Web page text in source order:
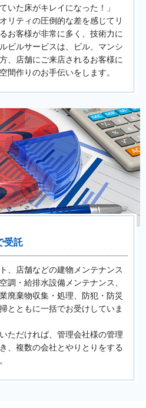
いた床がキレイになった！」
リティの圧倒的な差を感じてリ
お客様が非常に多く、技術力に
ビルサービスは、ビル、マンシ
、店舗にご来店されるお客様に
間作りのお手伝いをします。
受託
、店舗などの建物メンテナンス
調・給排水設備メンテナンス、
廃棄物収集・処理、防犯・防災
とともに一括でお受けしていま
ただければ、管理会社様の管理
、複数の会社とやりとりをする